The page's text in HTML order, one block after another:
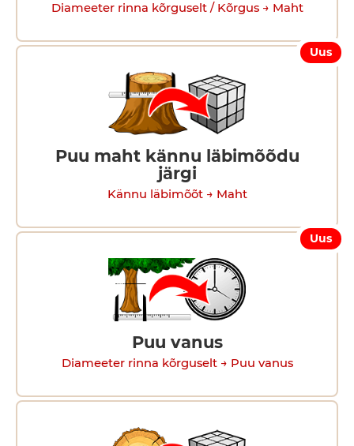
Diameeter rinna kõrguselt / Kõrgus → Maht
Uus
Puu maht kännu läbimõõdu
järgi
Kännu läbimõõt → Maht
Uus
Puu vanus
Diameeter rinna kõrguselt → Puu vanus